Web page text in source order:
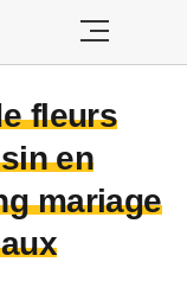
fleurs
en
mariage